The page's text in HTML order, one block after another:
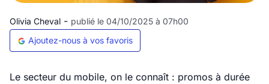
Olivia Cheval - publié le 04/10/2025 à 07h00
Ajoutez-nous à vos favoris
Le secteur du mobile, on le connaît : promos à durée